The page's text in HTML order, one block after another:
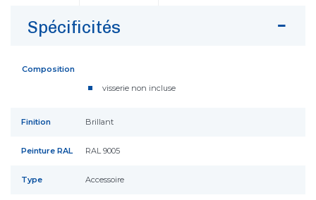
Spécificités
Composition
visserie non incluse
Finition Brillant
Peinture RAL RAL 9005
Type Accessoire